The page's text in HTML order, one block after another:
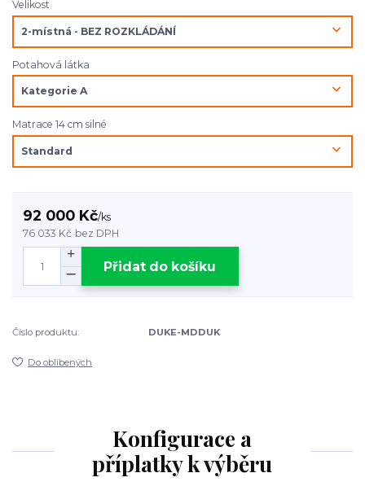
Velikost
Potahová látka
Matrace 14 cm silné
92 000 Kč/ks
76 033 Kč bez DPH
Přidat do košíku
Číslo produktu: DUKE-MDDUK
Do oblíbených
Konfigurace a
příplatky k výběru